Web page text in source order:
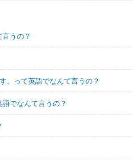
うの？
。って英語でなんて言うの？
でなんて言うの？